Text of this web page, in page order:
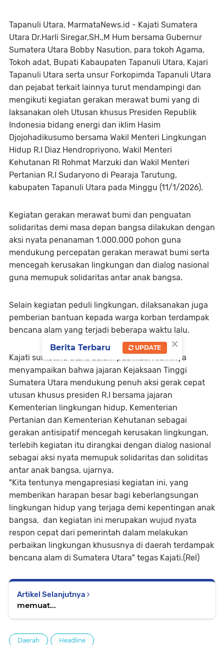
Tapanuli Utara, MarmataNews.id - Kajati Sumatera
Utara Dr.Harli Siregar,SH.,M Hum bersama Gubernur
Sumatera Utara Bobby Nasution, para tokoh Agama,
Tokoh adat, Bupati Kabaupaten Tapanuli Utara, Kajari
Tapanuli Utara serta unsur Forkopimda Tapanuli Utara
dan pejabat terkait lainnya turut mendampingi dan
mengikuti kegiatan gerakan merawat bumi yang di
laksanakan oleh Utusan khusus Presiden Republik
Indonesia bidang energi dan iklim Hasim
Djojohadikusumo bersama Wakil Menteri Lingkungan
Hidup R.I Diaz Hendropriyono, Wakil Menteri
Kehutanan RI Rohmat Marzuki dan Wakil Menteri
Pertanian R.I Sudaryono di Pearaja Tarutung,
kabupaten Tapanuli Utara pada Minggu (11/1/2026).
Kegiatan gerakan merawat bumi dan penguatan
solidaritas demi masa depan bangsa dilakukan dengan
aksi nyata penanaman 1.000.000 pohon guna
mendukung percepatan gerakan merawat bumi serta
mencegah kerusakan lingkungan dan dialog nasional
guna memupuk solidaritas antar anak bangsa.
Selain kegiatan peduli lingkungan, dilaksanakan juga
pemberian bantuan kepada warga korban terdampak
bencana alam yang terjadi beberapa waktu lalu.
Kajati sumatera utara dalam publikasi resminya
menyampaikan bahwa jajaran Kejaksaan Tinggi
Sumatera Utara mendukung penuh aksi gerak cepat
utusan khusus presiden R.I bersama jajaran
Kementerian lingkungan hidup, Kementerian
Pertanian dan Kementerian Kehutanan sebagai
gerakan antisipatif mencegah kerusakan lingkungan,
terlebih kegiatan itu dirangkai dengan dialog nasional
sebagai aksi nyata memupuk solidaritas dan soliditas
antar anak bangsa, ujarnya.
"Kita tentunya mengapresiasi kegiatan ini, yang
memberikan harapan besar bagi keberlangsungan
lingkungan hidup yang terjaga demi kepentingan anak
bangsa, dan kegiatan ini merupakan wujud nyata
respon cepat dari pemerintah dalam melakukan
perbaikan lingkungan khususnya di daerah terdampak
bencana alam di Sumatera Utara" tegas Kajati.(Rel)
Artikel Selanjutnya
memuat...
Daerah Headline
×
Berita Terbaru UPDATE